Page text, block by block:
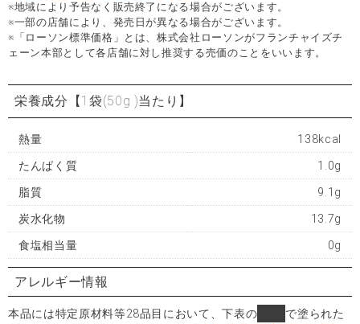
※地域により予告なく販売終了になる場合がございます。
※一部の店舗により、発売日が異なる場合がございます。
※「ローソン標準価格」とは、株式会社ローソンがフランチャイズチ
ェーン本部として各店舗に対し推奨する売価のことをいいます。
栄養成分 【1袋(50g )当たり】
熱量 138kcal
たんぱく質 1.0g
脂質 9.1g
炭水化物 13.7g
食塩相当量 0g
アレルギー情報
本品には特定原材料等28品目において、下表の
で塗られた